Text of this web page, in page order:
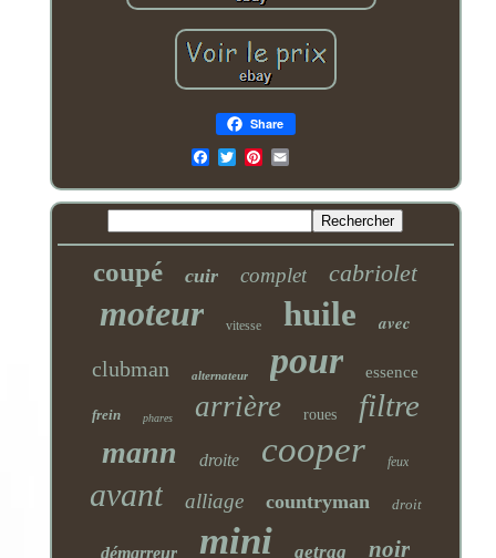
Share
Email
coupé cuir complet cabriolet
moteur vitesse huile avec
clubman alternateur pour essence
frein phares arrière roues filtre
mann droite cooper feux
avant alliage countryman droit
démarreur mini getrag noir